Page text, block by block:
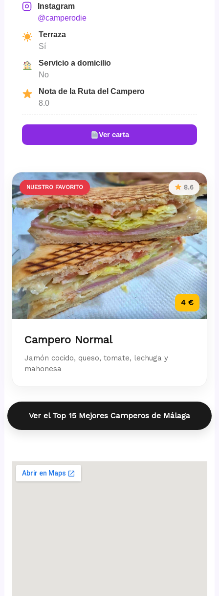
Instagram
@camperodie
Terraza
Sí
Servicio a domicilio
No
Nota de la Ruta del Campero
8.0
Ver carta
NUESTRO FAVORITO 8.6
4 €
Campero Normal
Jamón cocido, queso, tomate, lechuga y
mahonesa
Ver el Top 15 Mejores Camperos de Málaga